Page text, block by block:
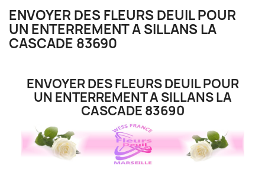
ENVOYER DES FLEURS DEUIL POUR
UN ENTERREMENT A SILLANS LA
CASCADE 83690
ENVOYER DES FLEURS DEUIL POUR
UN ENTERREMENT A SILLANS LA
CASCADE 83690